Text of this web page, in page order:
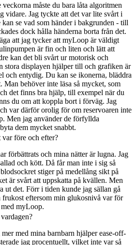
måste du bara låta algoritmen
vidare. Jag tyckte att det var lite svårt i
se vad som händer i bakgrunden - till
dock hålla händerna borta från det.
att jag tycker att myLoop är väldigt
är fin och liten och lätt att
kan det bli svårt ur motorisk och
stora displayen hjälper till och grafiken är
och entydig. Du kan se ikonerna, bläddra
Man behöver inte läsa så mycket, som
det finns bra hjälp, till exempel när du
du om att koppla bort i förväg. Jag
var därför orolig för om reservoaren inte
Men jag använder de förfyllda
dem mycket snabbt.
före och efter?
förbättrats och mina nätter är lugna. Jag
och kött. Då får man inte i sig så
stiger på medellång sikt på
är svårt att uppskatta på kvällen. Men
ut det. Förr i tiden kunde jag sällan gå
frukost eftersom min glukosnivå var för
myLoop.
med mina barnbarn hjälper ease-off-
jag procentuellt, vilket inte var så